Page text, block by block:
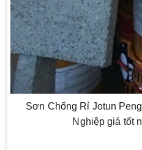
Sơn Chống Rỉ Jotun
Nghiệp giá tốt